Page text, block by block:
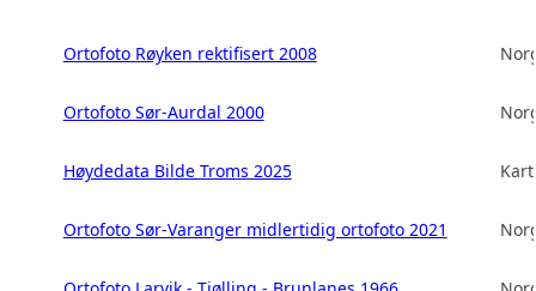
Ortofoto Røyken rektifisert 2008
Ortofoto Sør-Aurdal 2000
Høydedata Bilde Troms 2025
Ortofoto Sør-Varanger midlertidig ortofoto 2021